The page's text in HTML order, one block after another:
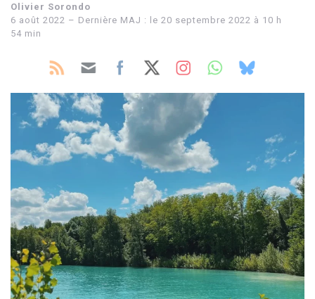
Olivier Sorondo
6 août 2022 – Dernière MAJ : le 20 septembre 2022 à 10 h
54 min